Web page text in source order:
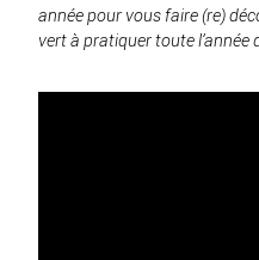
année pour vous faire (re)
vert à pratiquer toute l’année